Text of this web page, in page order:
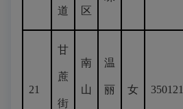
道 区
21
甘
蔗
街
南
山
温
丽 女